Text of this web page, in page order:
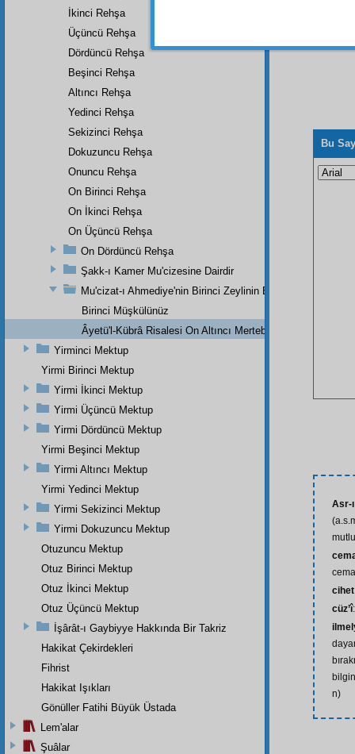
Bu
Asr-
cihet
cüz’î
n)
İkinci Rehşa
Üçüncü Rehşa
Dördüncü Rehşa
Beşinci Rehşa
Altıncı Rehşa
Yedinci Rehşa
Sekizinci Rehşa
Dokuzuncu Rehşa
Onuncu Rehşa
On Birinci Rehşa
On İkinci Rehşa
On Üçüncü Rehşa
On Dördüncü Rehşa
Şakk-ı Kamer Mu'cizesine Dairdir
Mu'cizat-ı Ahmediye'nin Birinci Zeylinin Bir Parçasıdır
Birinci Müşkülünüz
Âyetü'l-Kübrâ Risalesi On Altıncı Mertebe
Yirminci Mektup
Yirmi Birinci Mektup
Yirmi İkinci Mektup
Yirmi Üçüncü Mektup
Yirmi Dördüncü Mektup
Yirmi Beşinci Mektup
Yirmi Altıncı Mektup
Yirmi Yedinci Mektup
Yirmi Sekizinci Mektup
Yirmi Dokuzuncu Mektup
Otuzuncu Mektup
Otuz Birinci Mektup
Otuz İkinci Mektup
Otuz Üçüncü Mektup
İşârât-ı Gaybiyye Hakkında Bir Takriz
Hakikat Çekirdekleri
Fihrist
Hakikat Işıkları
Gönüller Fatihi Büyük Üstada
Lem'alar
Şuâlar